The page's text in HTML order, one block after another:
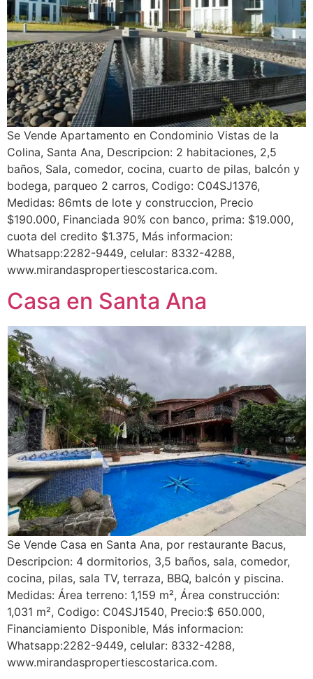
Se Vende Apartamento en Condominio Vistas de la
Colina, Santa Ana, Descripcion: 2 habitaciones, 2,5
baños, Sala, comedor, cocina, cuarto de pilas, balcón y
bodega, parqueo 2 carros, Codigo: C04SJ1376,
Medidas: 86mts de lote y construccion, Precio
$190.000, Financiada 90% con banco, prima: $19.000,
cuota del credito $1.375, Más informacion:
Whatsapp:2282-9449, celular: 8332-4288,
www.mirandaspropertiescostarica.com.
Casa en Santa Ana
Se Vende Casa en Santa Ana, por restaurante Bacus,
Descripcion: 4 dormitorios, 3,5 baños, sala, comedor,
cocina, pilas, sala TV, terraza, BBQ, balcón y piscina.
Medidas: Área terreno: 1,159 m², Área construcción:
1,031 m², Codigo: C04SJ1540, Precio:$ 650.000,
Financiamiento Disponible, Más informacion:
Whatsapp:2282-9449, celular: 8332-4288,
www.mirandaspropertiescostarica.com.